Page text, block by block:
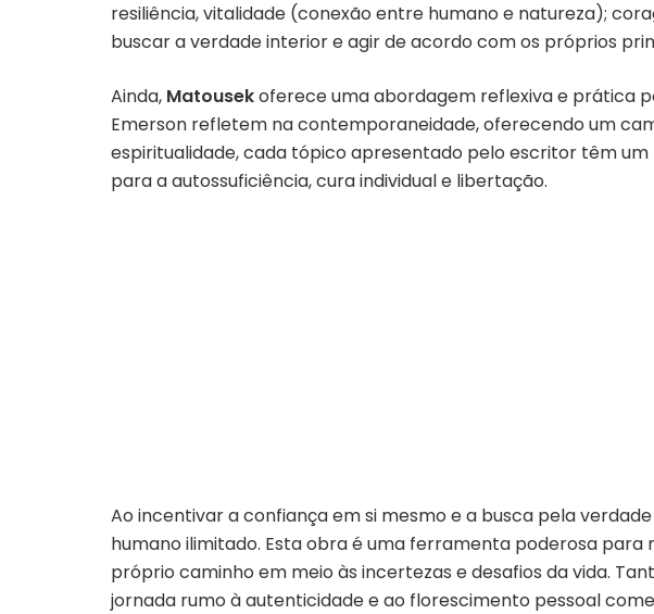
resiliência, vitalidade (conexão entre humano e natureza);
buscar a verdade interior e agir de acordo com os próprios
Ainda, Matousekoferece uma abordagem reflexiva e prática
Emerson refletem na contemporaneidade, oferecendo um
espiritualidade, cada tópico apresentado pelo escritor têm
para a autossuficiência, cura individual e libertação.
Ao incentivar a confiança em si mesmo e a busca pela
humano ilimitado. Esta obra é uma ferramenta poderosa
próprio caminho em meio às incertezas e desafios da vida.
jornada rumo à autenticidade e ao florescimento pessoal